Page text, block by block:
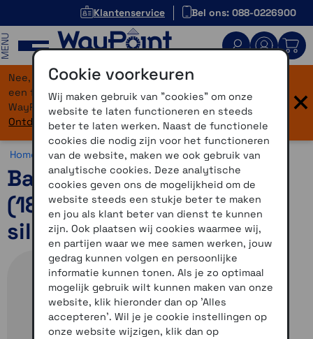
Klantenservice Bel ons: 088-0226900
Nee, je bent niet verdwaald! Onze website heeft
een flinke upgrade gekregen. Dezelfde vertrouwde
WayPoint-service, maar dan in een modern jasje.
Ontdek hier wat er allemaal nieuw is.
×
Home >Horloges >Horlogebandjes >18 mm
Bandjes met snelsluiting
(18 mm) Zwart/Amp yellow
siliconen met slate gesp
Cookie voorkeuren
Wij maken gebruik van "cookies" om onze
website te laten functioneren en steeds
beter te laten werken. Naast de functionele
cookies die nodig zijn voor het functioneren
van de website, maken we ook gebruik van
analytische cookies. Deze analytische
cookies geven ons de mogelijkheid om de
website steeds een stukje beter te maken
en jou als klant beter van dienst te kunnen
zijn. Ook plaatsen wij cookies waarmee wij,
en partijen waar we mee samen werken, jouw
gedrag kunnen volgen en persoonlijke
informatie kunnen tonen. Als je zo optimaal
mogelijk gebruik wilt kunnen maken van onze
website, klik hieronder dan op 'Alles
accepteren'. Wil je je cookie instellingen op
onze website wijzigen, klik dan op